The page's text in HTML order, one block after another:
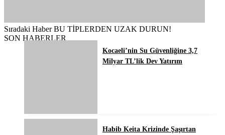
Sıradaki Haber BU TİPLERDEN UZAK DURUN!
SON HABERLER
Kocaeli’nin Su Güvenliğine 3,7
Milyar TL’lik Dev Yatırım
Habib Keita Krizinde Şaşırtan